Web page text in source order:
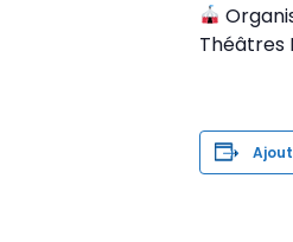
Théâtres